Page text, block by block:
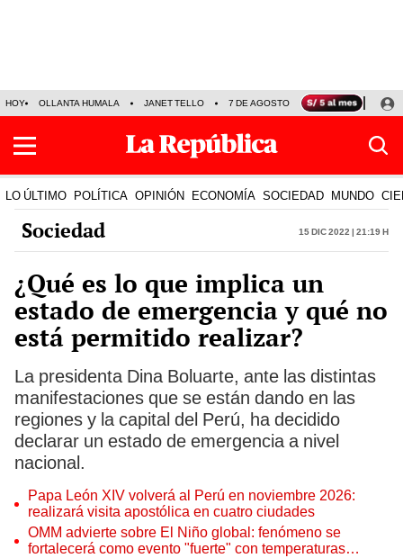
HOY OLLANTA HUMALA JANET TELLO 7 DE AGOSTO TINKA RESULTADOS
LO ÚLTIMO POLÍTICA OPINIÓN ECONOMÍA SOCIEDAD MUNDO
Sociedad 15 Dic 2022 | 21:19 h
¿Qué es lo que implica un
estado de emergencia y qué no
está permitido realizar?
La presidenta Dina Boluarte, ante las distintas
manifestaciones que se están dando en las
regiones y la capital del Perú, ha decidido
declarar un estado de emergencia a nivel
nacional.
Papa León XIV volverá al Perú en noviembre 2026:
realizará visita apostólica en cuatro ciudades
OMM advierte sobre El Niño global: fenómeno se
fortalecerá como evento "fuerte" con temperaturas